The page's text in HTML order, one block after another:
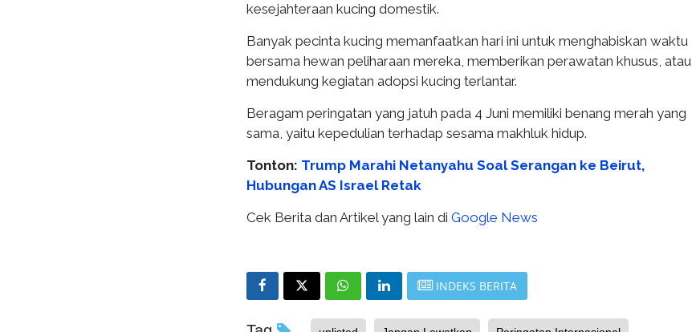
kesejahteraan kucing domestik.
Banyak pecinta kucing memanfaatkan hari ini untuk menghabiskan waktu
bersama hewan peliharaan mereka, memberikan perawatan khusus, atau
mendukung kegiatan adopsi kucing terlantar.
Beragam peringatan yang jatuh pada 4 Juni memiliki benang merah yang
sama, yaitu kepedulian terhadap sesama makhluk hidup.
Tonton: Trump Marahi Netanyahu Soal Serangan ke Beirut,
Hubungan AS Israel Retak
Cek Berita dan Artikel yang lain di Google News
INDEKS BERITA